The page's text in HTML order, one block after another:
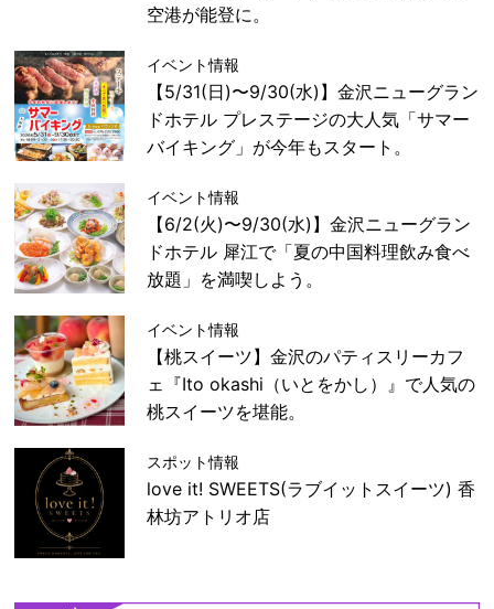
空港が能登に。
イベント情報
【5/31(日)〜9/30(水)】金沢ニューグラン
ドホテル プレステージの大人気「サマー
バイキング」が今年もスタート。
イベント情報
【6/2(火)〜9/30(水)】金沢ニューグラン
ドホテル 犀江で「夏の中国料理飲み食べ
放題」を満喫しよう。
イベント情報
【桃スイーツ】金沢のパティスリーカフ
ェ『Ito okashi（いとをかし）』で人気の
桃スイーツを堪能。
スポット情報
love it! SWEETS(ラブイットスイーツ) 香
林坊アトリオ店